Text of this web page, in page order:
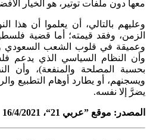
معها دون ملفات توتير، هو الخيار
وعليهم بالتالي، أن يعلموا أن هذا
الزمن، وفقد قيمته؛ أما قضية
وعميقة في قلوب الشعب السعودي
وأن النظام السياسي الذي يدعم
بحسبة المصلحة والمنفعة)، وأن
ويسجنهم، أو يطارد أوهام التطبيع
يضرَّ إلا نفسه.
المصدر: موقع ”عربي 21“، 16/4/2021